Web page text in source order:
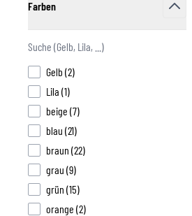
BASISSCHICHT
KOPFBEDECKUNG &
Farben
Gelb (2products available
)
Lila (1products available
)
beige (7products available
)
blau (21products available
)
braun (22products available
)
grau (9products available
)
grün (15products available
)
orange (2products available
)